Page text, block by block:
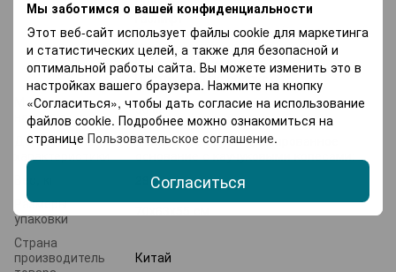
Мы заботимся о вашей конфиденциальности
Этот веб-сайт использует файлы cookie для маркетинга
и статистических целей, а также для безопасной и
оптимальной работы сайта. Вы можете изменить это в
настройках вашего браузера. Нажмите на кнопку
«Согласиться», чтобы дать согласие на использование
файлов cookie. Подробнее можно ознакомиться на
странице Пользовательское соглашение.
Согласиться
Газлифт
Основание
Колеса
Крепежный комплект
Инструкция по сборке
Максимальная
нагрузка
90 кг
Дополнительные
Основание стула: хромированное
Размеры
упаковки
Страна
производитель
Китай